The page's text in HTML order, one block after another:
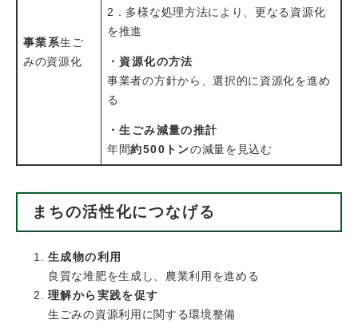
事業系生ご
みの資源化
2．多様な処理方法により、更なる資源化
を推進
・資源化の方法
事業者の方針から、選択的に資源化を進め
る
・生ごみ減量の推計
年間約500トンの減量を見込む
まちの活性化につなげる
生成物の利用
良質な堆肥を生成し、農業利用を進める
理解から実践を促す
生ごみの資源利用に関する環境整備